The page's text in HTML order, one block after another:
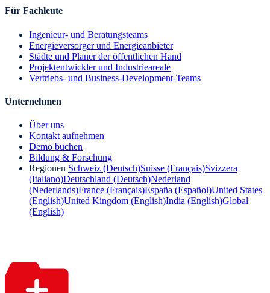
Für Fachleute
Ingenieur- und Beratungsteams
Energieversorger und Energieanbieter
Städte und Planer der öffentlichen Hand
Projektentwickler und Industrieareale
Vertriebs- und Business-Development-Teams
Unternehmen
Über uns
Kontakt aufnehmen
Demo buchen
Bildung & Forschung
Regionen Schweiz (Deutsch)Suisse (Français)Svizzera
(Italiano)Deutschland (Deutsch)Nederland
(Nederlands)France (Français)España (Español)United States
(English)United Kingdom (English)India (English)Global
(English)